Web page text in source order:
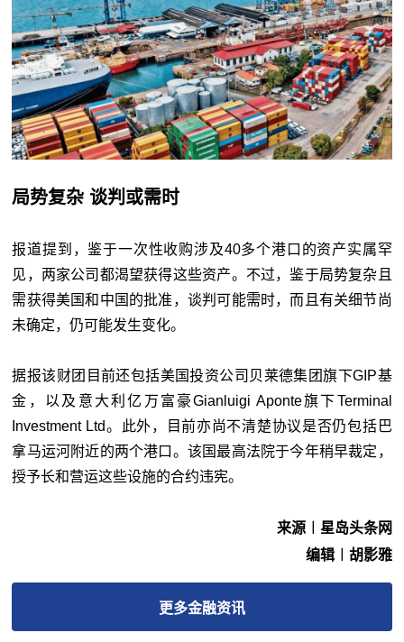
局势复杂 谈判或需时
报道提到，鉴于一次性收购涉及40多个港口的资产实属罕
见，两家公司都渴望获得这些资产。不过，鉴于局势复杂且
需获得美国和中国的批准，谈判可能需时，而且有关细节尚
未确定，仍可能发生变化。
据报该财团目前还包括美国投资公司贝莱德集团旗下GIP基
金，以及意大利亿万富豪Gianluigi Aponte旗下Terminal
Investment Ltd。此外，目前亦尚不清楚协议是否仍包括巴
拿马运河附近的两个港口。该国最高法院于今年稍早裁定，
授予长和营运这些设施的合约违宪。
来源︱星岛头条网
编辑︱胡影雅
更多金融资讯